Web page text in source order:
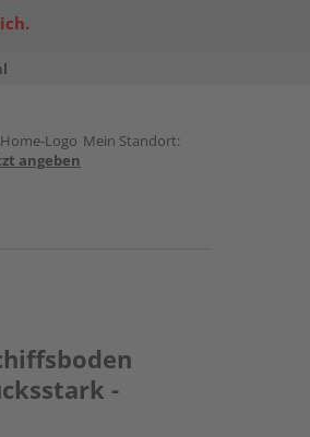
Mein Standort:
angeben
-